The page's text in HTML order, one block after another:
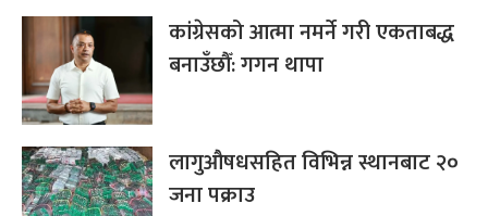
कांग्रेसको आत्मा नमर्ने गरी एकताबद्ध
बनाउँछौँ: गगन थापा
लागुऔषधसहित विभिन्न स्थानबाट २०
जना पक्राउ